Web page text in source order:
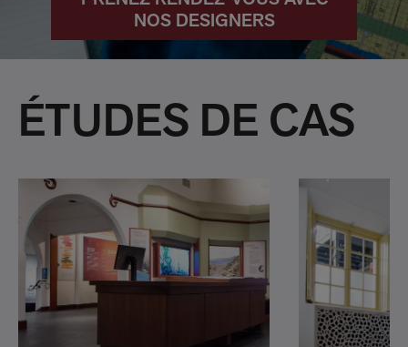
NOS DESIGNERS
ÉTUDES DE CAS